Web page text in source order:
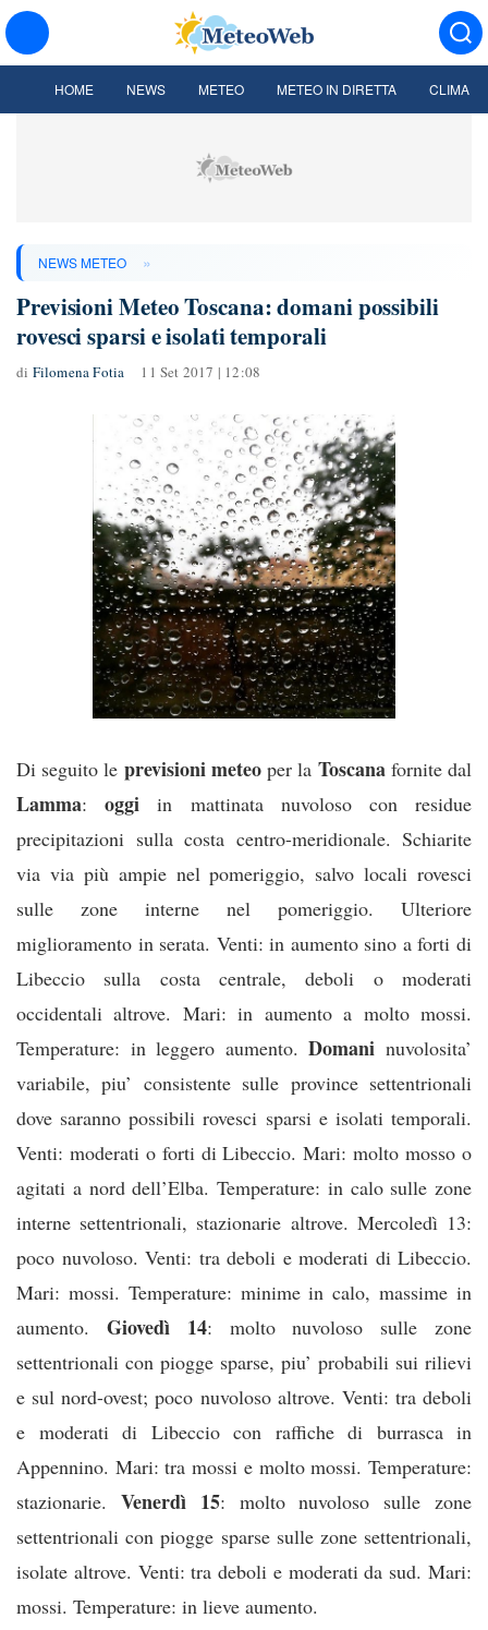
HOME NEWS METEO METEO IN DIRETTA CLIMA
NEWS METEO »
Previsioni Meteo Toscana: domani possibili
rovesci sparsi e isolati temporali
di Filomena Fotia 11 Set 2017 | 12:08
Di seguito le previsioni meteoper la Toscanafornite dal
Lamma:oggi in mattinata nuvoloso con residue
precipitazioni sulla costa centro-meridionale. Schiarite
via via più ampie nel pomeriggio, salvo locali rovesci
sulle zone interne nel pomeriggio. Ulteriore
miglioramento in serata. Venti: in aumento sino a forti di
Libeccio sulla costa centrale, deboli o moderati
occidentali altrove. Mari: in aumento a molto mossi.
Temperature: in leggero aumento.Domani nuvolosita’
variabile, piu’ consistente sulle province settentrionali
dove saranno possibili rovesci sparsi e isolati temporali.
Venti: moderati o forti di Libeccio. Mari: molto mosso o
agitati a nord dell’Elba. Temperature: in calo sulle zone
interne settentrionali, stazionarie altrove. Mercoledì 13:
poco nuvoloso. Venti: tra deboli e moderati di Libeccio.
Mari: mossi. Temperature: minime in calo, massime in
aumento. Giovedì 14: molto nuvoloso sulle zone
settentrionali con piogge sparse, piu’ probabili sui rilievi
e sul nord-ovest; poco nuvoloso altrove. Venti: tra deboli
e moderati di Libeccio con raffiche di burrasca in
Appennino. Mari: tra mossi e molto mossi. Temperature:
stazionarie. Venerdì 15: molto nuvoloso sulle zone
settentrionali con piogge sparse sulle zone settentrionali,
isolate altrove. Venti: tra deboli e moderati da sud. Mari:
mossi. Temperature: in lieve aumento.